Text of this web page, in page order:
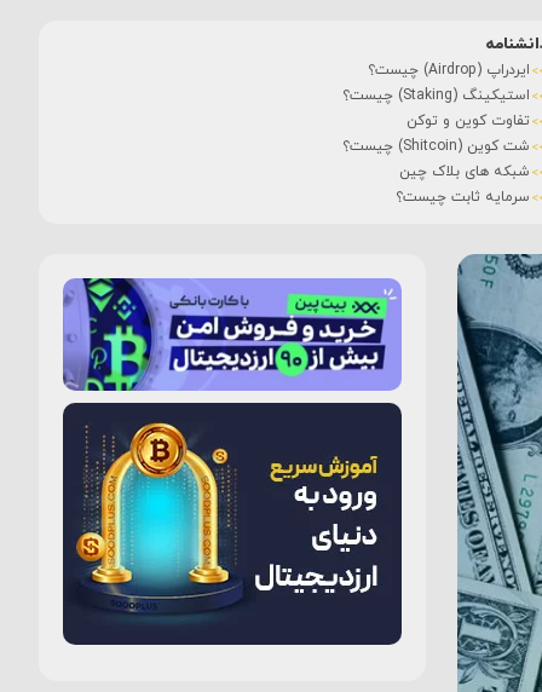
ایردراپ (Airdrop) چیست؟
استیکینگ (Staking) چیست؟
تفاوت کوین و توکن
شت کوین (Shitcoin) چیست؟
شبکه های بلاک چین
سرمایه ثابت چیست؟